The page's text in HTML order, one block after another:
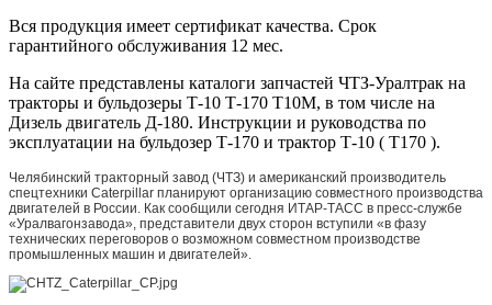
Вся продукция имеет сертификат качества. Срок
гарантийного обслуживания 12 мес.
На сайте представлены каталоги запчастей ЧТЗ-Уралтрак на
тракторы и бульдозеры Т-10 Т-170 Т10М, в том числе на
Дизель двигатель Д-180. Инструкции и руководства по
эксплуатации на бульдозер Т-170 и трактор Т-10 ( Т170 ).
Челябинский тракторный завод (ЧТЗ) и американский производитель
спецтехники Caterpillar планируют организацию совместного производства
двигателей в России. Как сообщили сегодня ИТАР-ТАСС в пресс-службе
«Уралвагонзавода», представители двух сторон вступили «в фазу
технических переговоров о возможном совместном производстве
промышленных машин и двигателей».